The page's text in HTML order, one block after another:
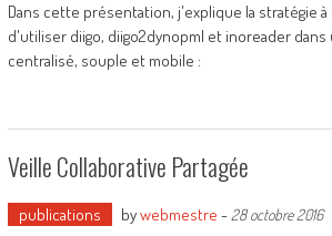
Dans cette présentation, j'explique la stratégie
d'utiliser diigo, diigo2dynopml et inoreader
centralisé, souple et mobile :
Veille Collaborative Partagée
publications bywebmestre - 28 octobre 2016